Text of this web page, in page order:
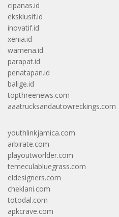
cipanas.id
eksklusif.id
inovatif.id
xenia.id
wamena.id
parapat.id
penatapan.id
balige.id
topthreenews.com
aaatrucksandautowreckings.com
youthlinkjamica.com
arbirate.com
playoutworlder.com
temeculabluegrass.com
eldesigners.com
cheklani.com
totodal.com
apkcrave.com